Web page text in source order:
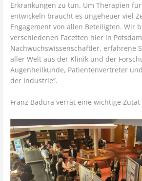
Erkrankungen zu tun. Um Therapien
entwickeln braucht es ungeheuer viel
Engagement von allen Beteiligten. Wir
verschiedenen Facetten hier in
Nachwuchswissenschaftler, erfahrene
aller Welt aus der Klinik und der
Augenheilkunde, Patientenvertreter
der Industrie“.
Franz Badura verrät eine wichtige